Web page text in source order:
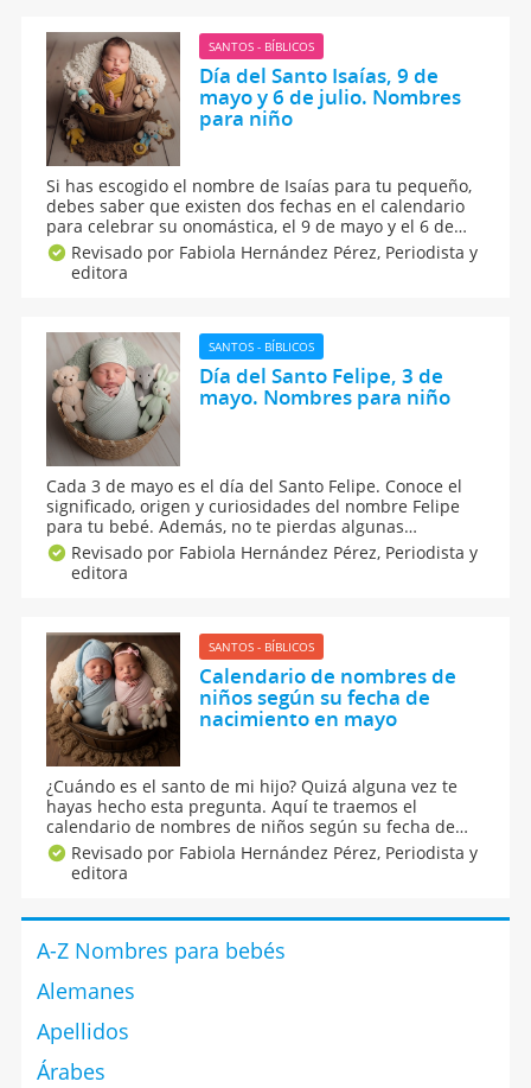
SANTOS - BÍBLICOS
Día del Santo Isaías, 9 de
mayo y 6 de julio. Nombres
para niño
Si has escogido el nombre de Isaías para tu pequeño,
debes saber que existen dos fechas en el calendario
para celebrar su onomástica, el 9 de mayo y el 6 de
julio Conoce el significado, origen y curiosidades del
nombre Isaías y cómo es su personalidad según la
Revisado por Fabiola Hernández Pérez, Periodista y
editora
SANTOS - BÍBLICOS
Día del Santo Felipe, 3 de
mayo. Nombres para niño
Cada 3 de mayo es el día del Santo Felipe. Conoce el
significado, origen y curiosidades del nombre Felipe
para tu bebé. Además, no te pierdas algunas
sugerencias de nombres compuestos y de otros
apodos con letra inicial F si es que buscas más
Revisado por Fabiola Hernández Pérez, Periodista y
editora
SANTOS - BÍBLICOS
Calendario de nombres de
niños según su fecha de
nacimiento en mayo
¿Cuándo es el santo de mi hijo? Quizá alguna vez te
hayas hecho esta pregunta. Aquí te traemos el
calendario de nombres de niños según su fecha de
nacimiento en mayo y también te decimos otras
fechas importantes de este mes para que las celebres
junto a tus hijos. Encuentra el día de santo de tu
Revisado por Fabiola Hernández Pérez, Periodista y
editora
A-Z Nombres para bebés
Alemanes
Apellidos
Árabes